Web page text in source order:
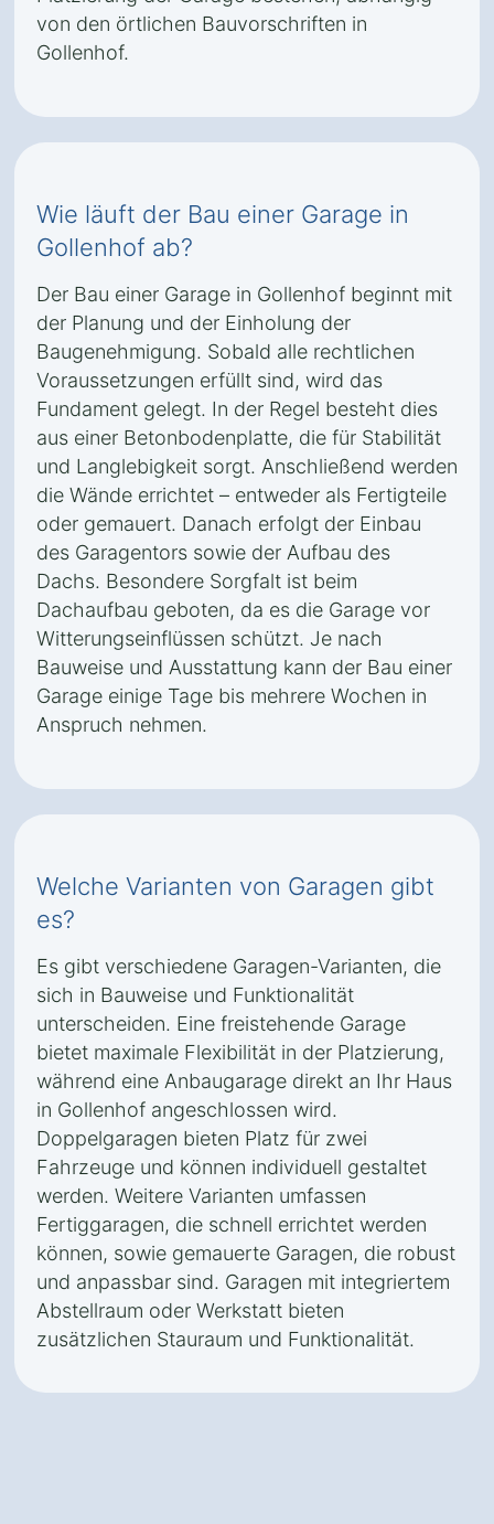
von den örtlichen Bauvorschriften in
Gollenhof.
Wie läuft der Bau einer Garage in
Gollenhof ab?
Der Bau einer Garage in Gollenhof beginnt mit
der Planung und der Einholung der
Baugenehmigung. Sobald alle rechtlichen
Voraussetzungen erfüllt sind, wird das
Fundament gelegt. In der Regel besteht dies
aus einer Betonbodenplatte, die für Stabilität
und Langlebigkeit sorgt. Anschließend werden
die Wände errichtet – entweder als Fertigteile
oder gemauert. Danach erfolgt der Einbau
des Garagentors sowie der Aufbau des
Dachs. Besondere Sorgfalt ist beim
Dachaufbau geboten, da es die Garage vor
Witterungseinflüssen schützt. Je nach
Bauweise und Ausstattung kann der Bau einer
Garage einige Tage bis mehrere Wochen in
Anspruch nehmen.
Welche Varianten von Garagen gibt
es?
Es gibt verschiedene Garagen-Varianten, die
sich in Bauweise und Funktionalität
unterscheiden. Eine freistehende Garage
bietet maximale Flexibilität in der Platzierung,
während eine Anbaugarage direkt an Ihr Haus
in Gollenhof angeschlossen wird.
Doppelgaragen bieten Platz für zwei
Fahrzeuge und können individuell gestaltet
werden. Weitere Varianten umfassen
Fertiggaragen, die schnell errichtet werden
können, sowie gemauerte Garagen, die robust
und anpassbar sind. Garagen mit integriertem
Abstellraum oder Werkstatt bieten
zusätzlichen Stauraum und Funktionalität.